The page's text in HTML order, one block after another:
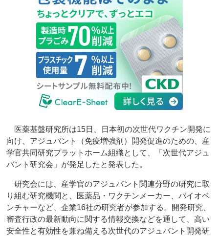
医薬基盤研究所は15日、日本初の次世代ワクチン開発に
向け、アジュバント（免疫増強剤）開発促進のための、産
学官共同研究プラットホーム組織として、「次世代アジュ
バント研究会」が発足したと発表した。
研究会には、産学官のアジュバント関連分野の研究に取
り組む研究機関と、医薬品・ワクチンメーカー、バイオベ
ンチャーなど、企業16社の研究者が参加する。開発研究、
審査行政の最新動向に関する情報交換などを通して、高い
安全性と有効性を兼ね備える次世代のアジュバント開発研